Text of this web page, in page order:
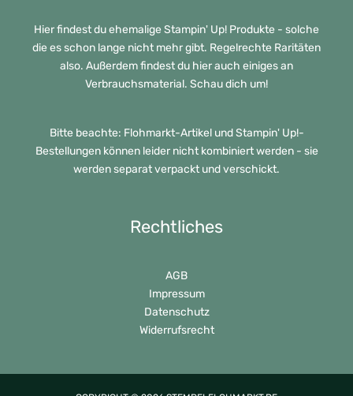
Hier findest du ehemalige Stampin' Up! Produkte - solche
die es schon lange nicht mehr gibt. Regelrechte Raritäten
also. Außerdem findest du hier auch einiges an
Verbrauchsmaterial. Schau dich um!
Bitte beachte: Flohmarkt-Artikel und Stampin' Up!-
Bestellungen können leider nicht kombiniert werden - sie
werden separat verpackt und verschickt.
Rechtliches
AGB
Impressum
Datenschutz
Widerrufsrecht